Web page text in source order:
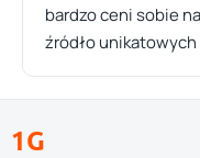
bardzo ceni sobie
źródło
1G